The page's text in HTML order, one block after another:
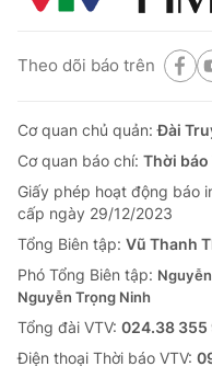
Theo dõi báo trên
Cơ quan chủ quản:Đài
Cơ quan báo chí: Thời báo
Giấy phép hoạt động báo
cấp ngày 29/12/2023
Tổng Biên tập: Vũ Thanh
Phó Tổng Biên tập:
Nguyễn Trọng Ninh
Tổng đài VTV: 024.38 355
Ðiện thoại Thời báo VTV: